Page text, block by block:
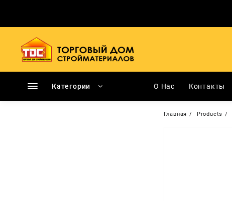
содержимому
Категории О Нас Контакты
Главная Products